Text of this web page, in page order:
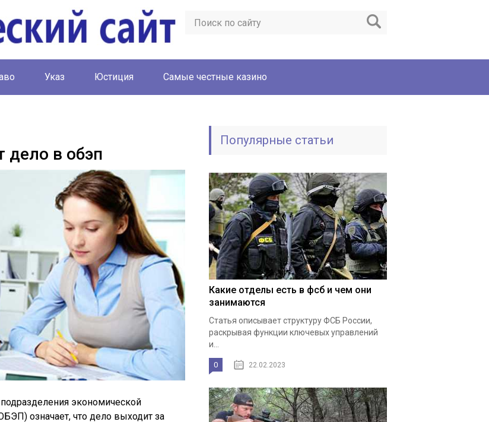
Указ Юстиция Cамые честные казино
дело в обэп
экономической
означает, что дело выходит за
Популярные статьи
Какие отделы есть в фсб и чем они
занимаются
Статья описывает структуру ФСБ России,
раскрывая функции ключевых управлений
и...
0 22.02.2023